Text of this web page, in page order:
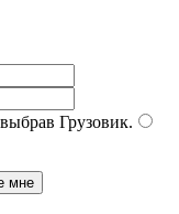
Грузовик.